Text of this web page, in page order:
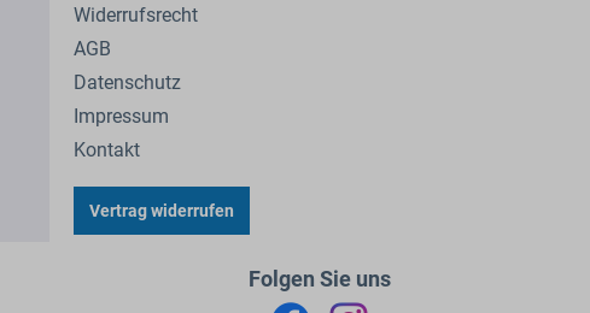
Widerrufsrecht
AGB
Datenschutz
Impressum
Kontakt
Vertrag widerrufen
Folgen Sie uns